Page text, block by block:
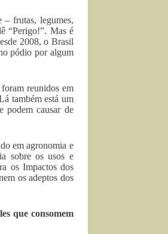
– frutas, legumes,
“Perigo!”. Mas é
2008, o Brasil
pódio por algum
reunidos em
também está um
podem causar de
em agronomia e
sobre os usos e
os Impactos dos
os adeptos dos
que consomem